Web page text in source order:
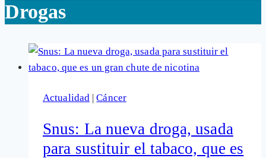
Drogas
Actualidad |Cáncer
Snus: La nueva droga, usada
para sustituir el tabaco, que es